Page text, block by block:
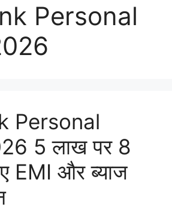
Personal
Personal
5 लाख पर 8
EMI और ब्याज